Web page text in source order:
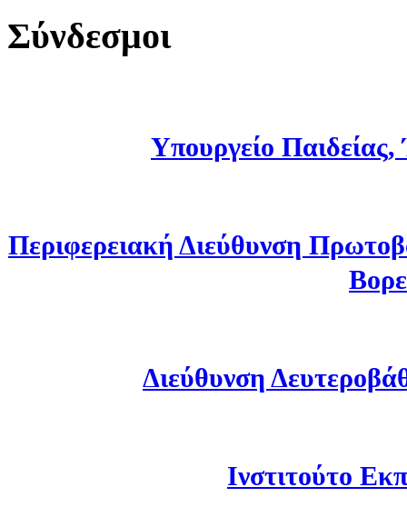
Σύνδεσμοι
Υπουργείο
Περιφερειακή Διεύθυνση
Διεύθυνση
Ινστιτούτο